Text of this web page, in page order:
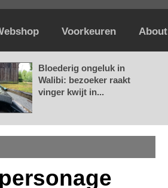
Voorkeuren About
Bloederig ongeluk in
Walibi: bezoeker raakt
vinger kwijt in...